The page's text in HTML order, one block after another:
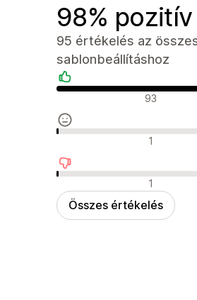
98% pozitív
95 értékelés az
sablonbeállításhoz
Pozitív értékelések
93
Semleges értékelések
1
Negatív értékelések
1
Összes értékelés